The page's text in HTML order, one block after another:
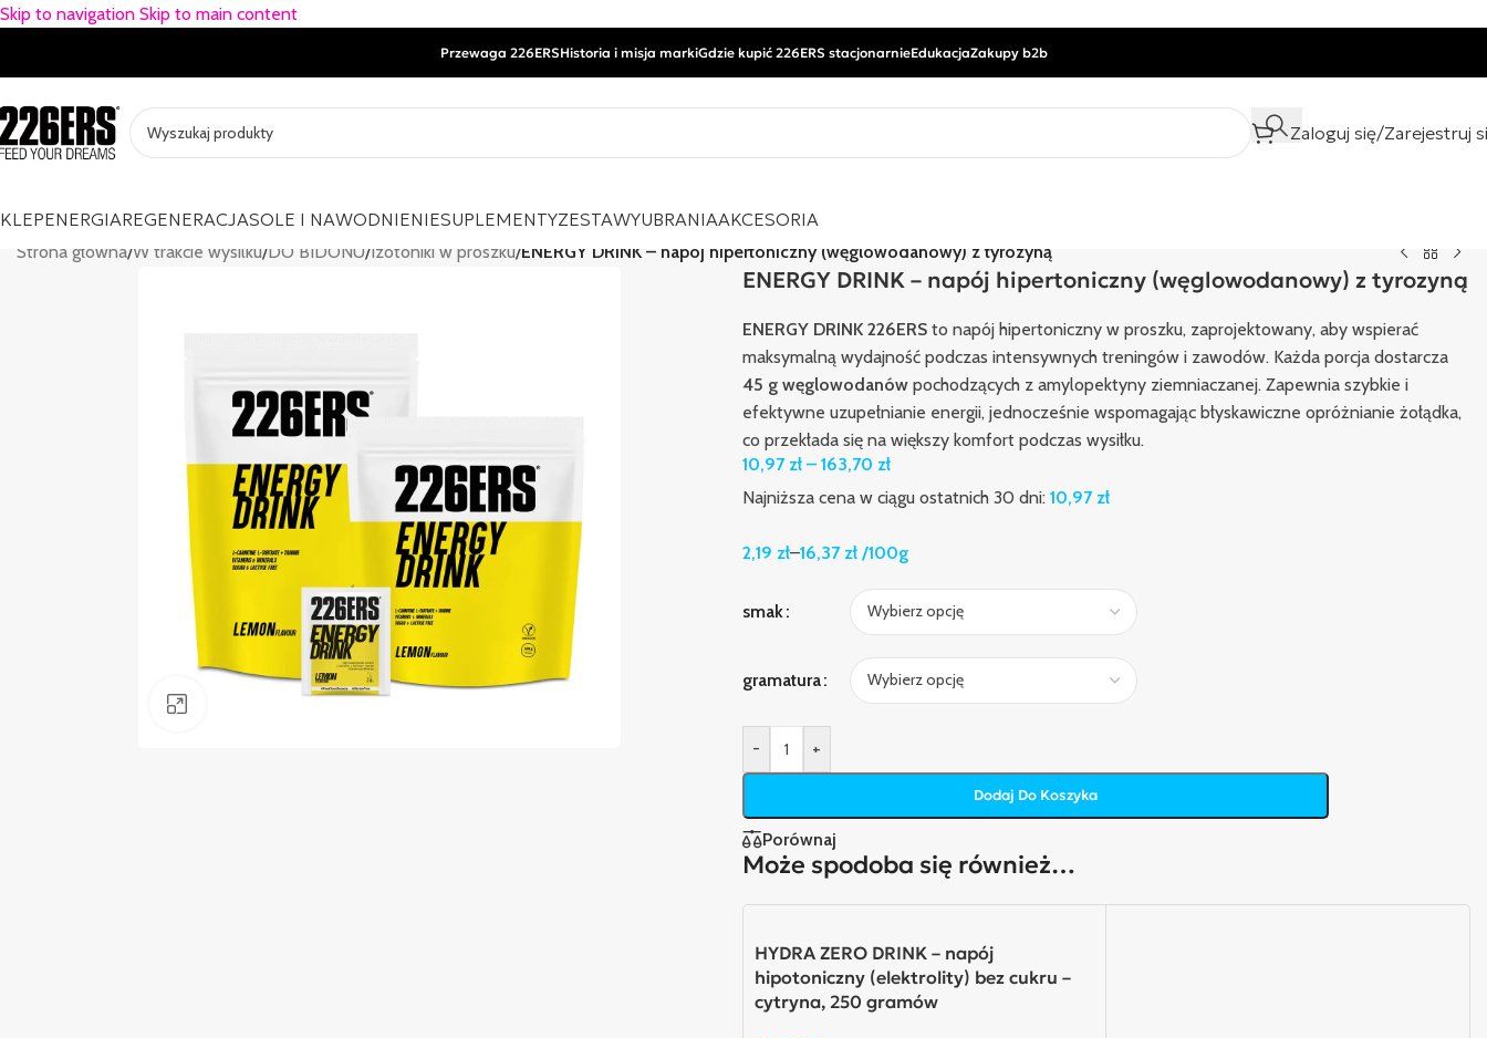
Skip to navigation Skip to main content
Przewaga 226ERSHistoria i misja markiGdzie kupić 226ERS stacjonarnieEdukacjaZakupy b2b
Zaloguj się/Zarejestruj
ENERGIAREGENERACJASOLE I NAWODNIENIESUPLEMENTYZESTAWYUBRANIAAKCESORIA
Strona główna/W trakcie wysilku/DO BIDONU/Izotoniki w proszku/ENERGY DRINK – napój hipertoniczny (węglowodanowy) z tyrozyną
ENERGY DRINK – napój hipertoniczny (węglowodanowy) z tyrozyną
ENERGY DRINK 226ERSto napój hipertoniczny w proszku, zaprojektowany, aby wspierać
maksymalną wydajność podczas intensywnych treningów i zawodów. Każda porcja dostarcza
45 g węglowodanówpochodzących z amylopektyny ziemniaczanej. Zapewnia szybkie i
efektywne uzupełnianie energii, jednocześnie wspomagając błyskawiczne opróżnianie żołądka,
co przekłada się na większy komfort podczas wysiłku.
10,97 zł – 163,70 zł
Najniższa cena w ciągu ostatnich 30 dni: 10,97 zł
2,19 zł–16,37 zł /100g
smak
gramatura
- +
Dodaj Do Koszyka
Porównaj
Może spodoba się również…
HYDRA ZERO DRINK – napój
hipotoniczny (elektrolity) bez cukru –
cytryna, 250 gramów